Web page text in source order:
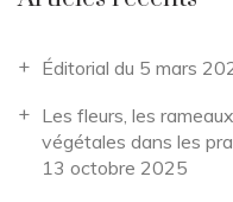
Éditorial du 5 mars
Les fleurs, les
végétales dans les
13 octobre 2025